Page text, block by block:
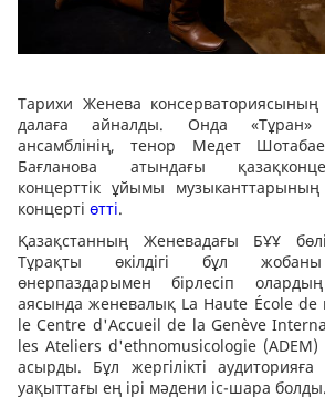
Тарихи Женева
далаға айналды. Онда «Тұран»
ансамблінің, тенор Медет
Бағланова атындағы
концерттік ұйымы
концерті өтті.
Қазақстанның Женевадағы БҰҰ
Тұрақты өкілдігі бұл жобаны
өнерпаздарымен бірлесіп
аясында женевалық La Haute École de
le Centre d'Accueil de la Genève
les Ateliers d'ethnomusicologie (ADEM)
асырды. Бұл жергілікті аудиторияға
уақыттағы ең ірі мәдени іс-шара болды.